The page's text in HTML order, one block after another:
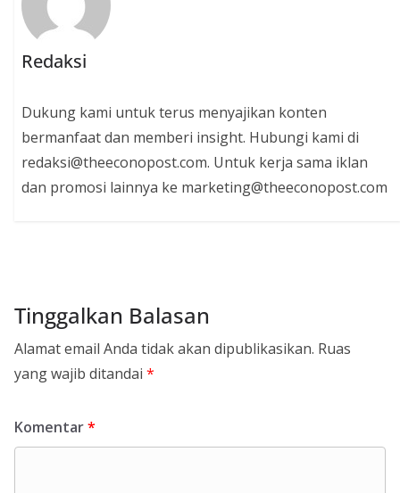
Redaksi
Dukung kami untuk terus menyajikan konten
bermanfaat dan memberi insight. Hubungi kami di
redaksi@theeconopost.com. Untuk kerja sama iklan
dan promosi lainnya ke marketing@theeconopost.com
Tinggalkan Balasan
Alamat email Anda tidak akan dipublikasikan. Ruas
yang wajib ditandai *
Komentar*